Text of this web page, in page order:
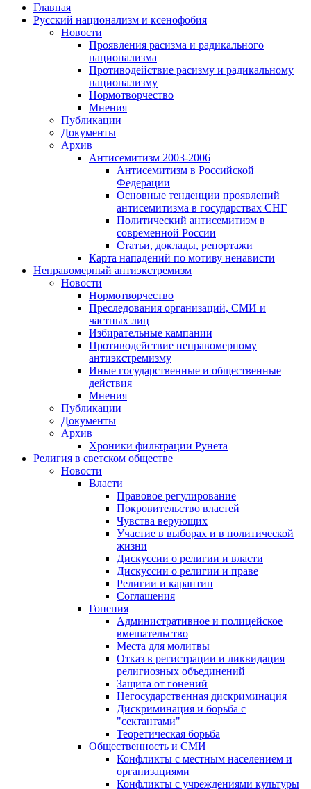
Главная
Русский национализм и ксенофобия
Новости
Проявления расизма и радикального
национализма
Противодействие расизму и радикальному
национализму
Нормотворчество
Мнения
Публикации
Документы
Архив
Антисемитизм 2003-2006
Антисемитизм в Российской
Федерации
Основные тенденции проявлений
антисемитизма в государствах СНГ
Политический антисемитизм в
современной России
Статьи, доклады, репортажи
Карта нападений по мотиву ненависти
Неправомерный антиэкстремизм
Новости
Нормотворчество
Преследования организаций, СМИ и
частных лиц
Избирательные кампании
Противодействие неправомерному
антиэкстремизму
Иные государственные и общественные
действия
Мнения
Публикации
Документы
Архив
Хроники фильтрации Рунета
Религия в светском обществе
Новости
Власти
Правовое регулирование
Покровительство властей
Чувства верующих
Участие в выборах и в политической
жизни
Дискуссии о религии и власти
Дискуссии о религии и праве
Религии и карантин
Соглашения
Гонения
Административное и полицейское
вмешательство
Места для молитвы
Отказ в регистрации и ликвидация
религиозных объединений
Защита от гонений
Негосударственная дискриминация
Дискриминация и борьба с
"сектантами"
Теоретическая борьба
Общественность и СМИ
Конфликты с местным населением и
организациями
Конфликты с учреждениями культуры